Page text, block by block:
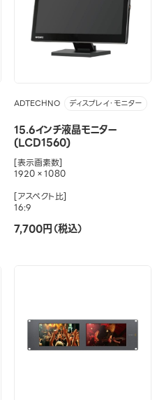
ADTECHNO ディスプレイ・モニター
15.6インチ液晶モニター
(LCD1560)
[表示画素数]
1920×1080
[アスペクト比]
16:9
7,700円（税込）